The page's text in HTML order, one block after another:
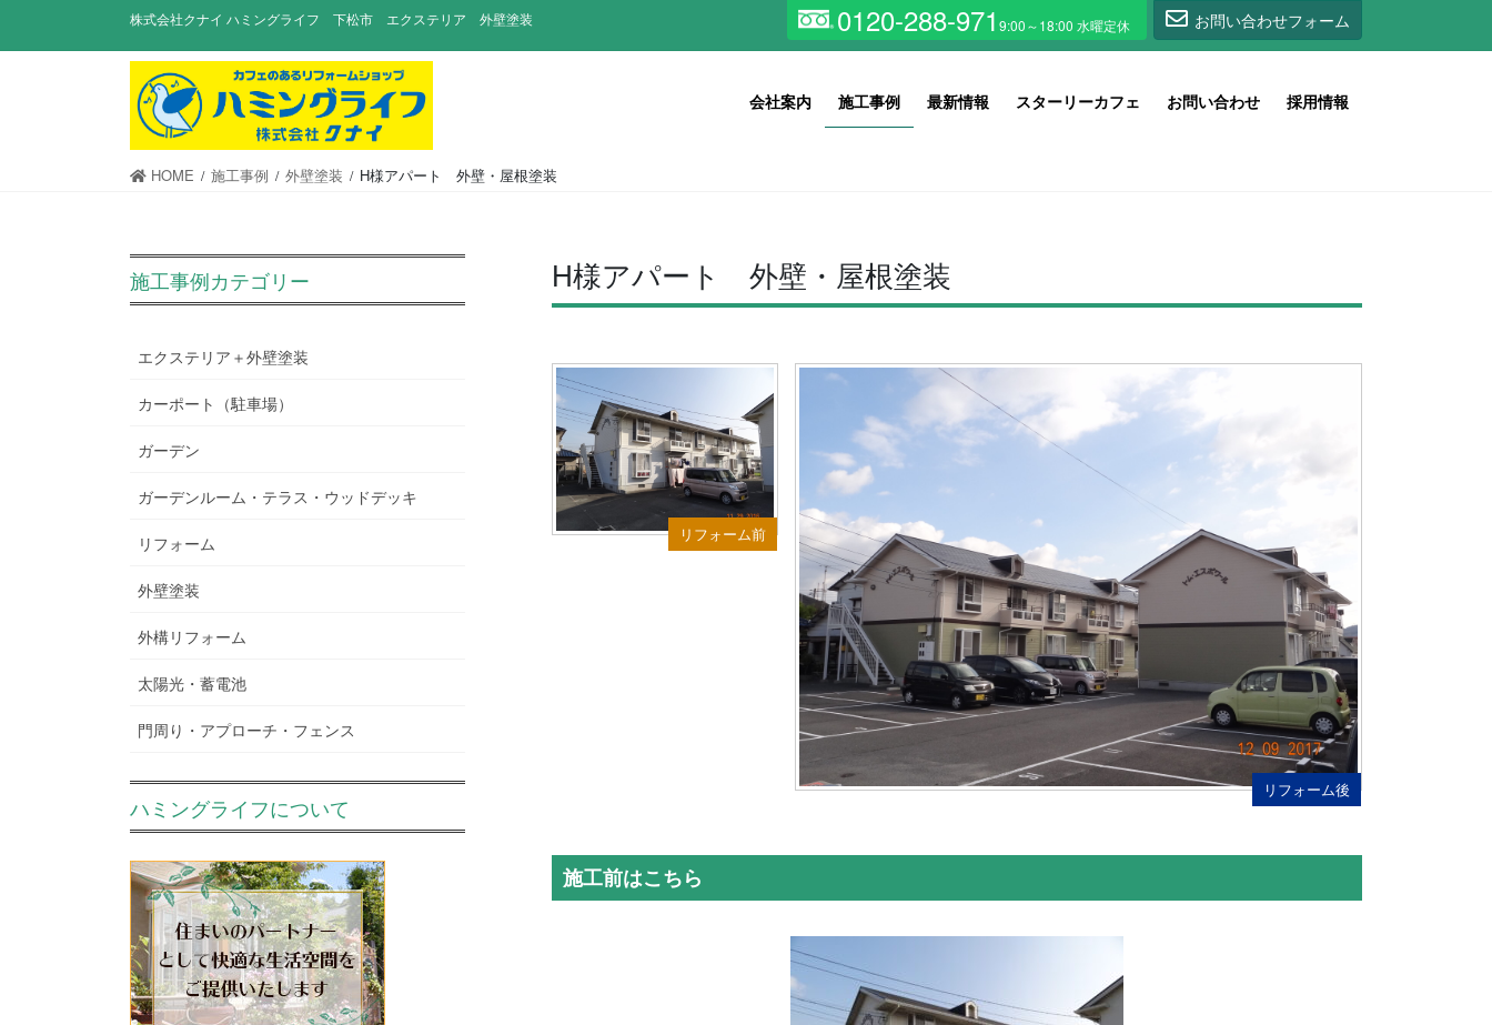
株式会社クナイ ハミングライフ 下松市 エクステリア 外壁塗装 0120-288-971 お問い合わせフォーム
会社案内 施工事例 最新情報 スターリーカフェ お問い合わせ 採用情報
HOME 施工事例 外壁塗装 H様アパート 外壁・屋根塗装
H様アパート 外壁・屋根塗装
リフォーム前
リフォーム後
施工前はこちら
施工事例カテゴリー
エクステリア＋外壁塗装
カーポート（駐車場）
ガーデン
ガーデンルーム・テラス・ウッドデッキ
リフォーム
外壁塗装
外構リフォーム
太陽光・蓄電池
門周り・アプローチ・フェンス
ハミングライフについて